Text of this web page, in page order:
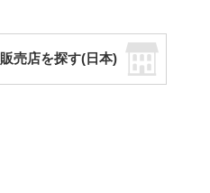
販売店を探す(日本)